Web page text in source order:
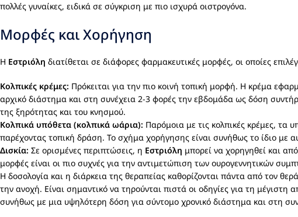
πολλές γυναίκες, ειδικά σε σύγκριση με πιο ισχυρά οιστρογόνα.
Μορφές και Χορήγηση
Η Εστριόλη διατίθεται σε διάφορες φαρμακευτικές μορφές, οι οποίες
Κολπικές κρέμες: Πρόκειται για την πιο κοινή τοπική μορφή. Η κρέμα
αρχικό διάστημα και στη συνέχεια 2-3 φορές την εβδομάδα ως δόση
της ξηρότητας και του κνησμού.
Κολπικά υπόθετα (κολπικά ωάρια): Παρόμοια με τις κολπικές κρέμες, τα
παρέχοντας τοπική δράση. Το σχήμα χορήγησης είναι συνήθως το ίδιο με
Δισκία: Σε ορισμένες περιπτώσεις, η Εστριόλη μπορεί να χορηγηθεί και
μορφές είναι οι πιο συχνές για την αντιμετώπιση των ουρογεννητικών
Η δοσολογία και η διάρκεια της θεραπείας καθορίζονται πάντα από τον
την ανοχή. Είναι σημαντικό να τηρούνται πιστά οι οδηγίες για τη
συνήθως με μια υψηλότερη δόση για σύντομο χρονικό διάστημα και στη